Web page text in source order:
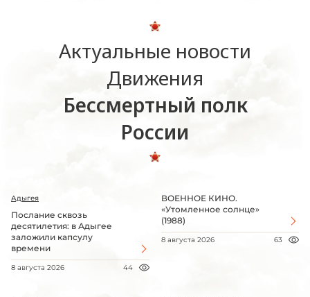
Актуальные новости
Движения
Бессмертный полк
России
Адыгея
Послание сквозь
десятилетия: в Адыгее
заложили капсулу
времени
8 августа 2026 44
ВОЕННОЕ КИНО.
«Утомленное солнце»
(1988)
8 августа 2026 63